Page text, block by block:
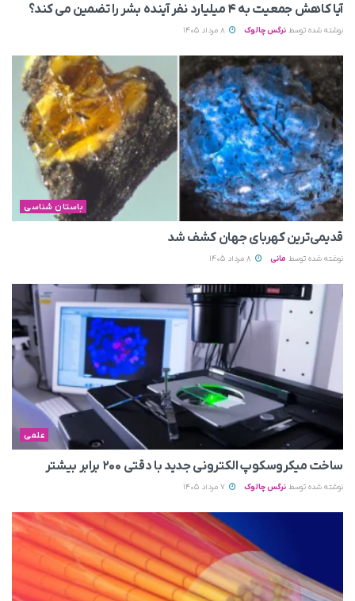
آیا کاهش جمعیت به ۴ میلیارد نفر آینده بشر را تضمین می‌ کند؟
نوشته شده توسط نرگس چالوک
باستان شناسی
قدیمی‌ترین کهربای جهان کشف شد
نوشته شده توسط مانی
علمی
ساخت میکروسکوپ الکترونی جدید با دقتی ۲۰۰ برابر بیشتر
نوشته شده توسط نرگس چالوک